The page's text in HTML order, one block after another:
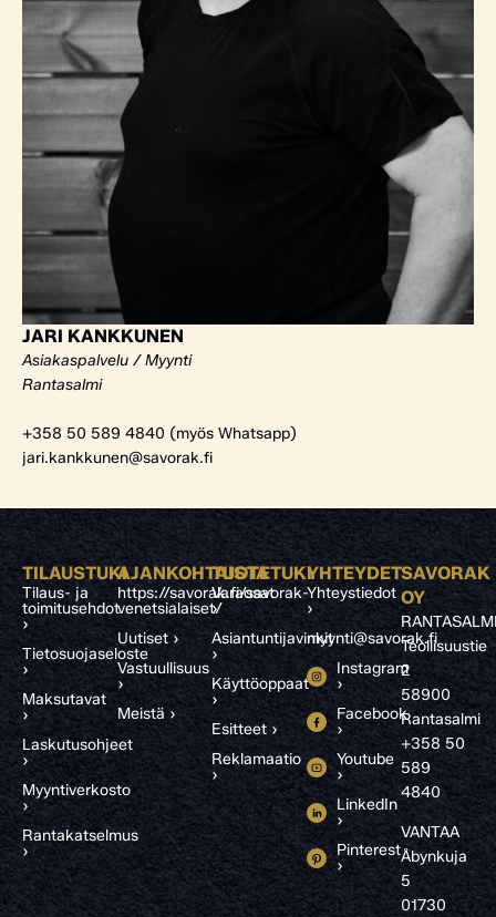
JARI KANKKUNEN
Asiakaspalvelu / Myynti
Rantasalmi
+358 50 589 4840 (myös Whatsapp)
jari.kankkunen@savorak.fi
TILAUSTUKI
Tilaus- ja
toimitusehdot
›
Tietosuojaseloste
›
Maksutavat
›
Laskutusohjeet
›
Myyntiverkosto
›
Rantakatselmus
›
AJANKOHTAISTA
https://savorak.fi/savorak-
venetsialaiset/
Uutiset ›
Vastuullisuus
›
Meistä ›
TUOTETUKI
Varaosat
›
Asiantuntijavinkit
›
Käyttöoppaat
›
Esitteet ›
Reklamaatio
›
YHTEYDET
Yhteystiedot
›
myynti@savorak.fi
Instagram
›
Facebook
›
Youtube
›
LinkedIn
›
Pinterest
›
SAVORAK
OY
Teollisuustie
2
58900
Rantasalmi
+358 50
589
4840
VANTAA
Åbynkuja
5
01730